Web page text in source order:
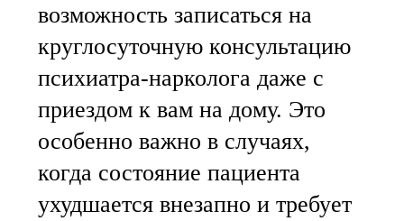
возможность записаться на
круглосуточную консультацию
психиатра-нарколога даже с
приездом к вам на дому. Это
особенно важно в случаях,
когда состояние пациента
ухудшается внезапно и требует